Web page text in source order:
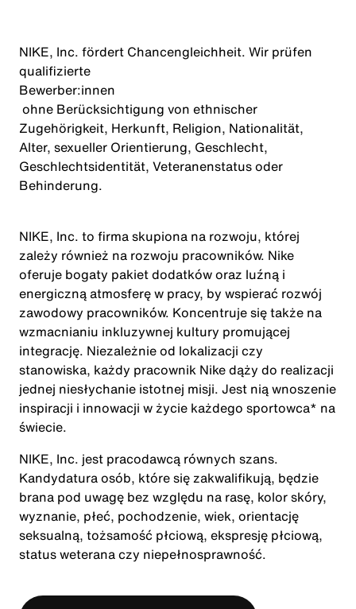
NIKE, Inc. fördert Chancengleichheit. Wir prüfen
qualifizierte
Bewerber:innen
ohne Berücksichtigung von ethnischer
Zugehörigkeit, Herkunft, Religion, Nationalität,
Alter, sexueller Orientierung, Geschlecht,
Geschlechtsidentität, Veteranenstatus oder
Behinderung.
NIKE, Inc. to firma skupiona na rozwoju, której
zależy również na rozwoju pracowników. Nike
oferuje bogaty pakiet dodatków oraz luźną i
energiczną atmosferę w pracy, by wspierać rozwój
zawodowy pracowników. Koncentruje się także na
wzmacnianiu inkluzywnej kultury promującej
integrację. Niezależnie od lokalizacji czy
stanowiska, każdy pracownik Nike dąży do realizacji
jednej niesłychanie istotnej misji. Jest nią wnoszenie
inspiracji i innowacji w życie każdego sportowca* na
świecie.
NIKE, Inc. jest pracodawcą równych szans.
Kandydatura osób, które się zakwalifikują, będzie
brana pod uwagę bez względu na rasę, kolor skóry,
wyznanie, płeć, pochodzenie, wiek, orientację
seksualną, tożsamość płciową, ekspresję płciową,
status weterana czy niepełnosprawność.